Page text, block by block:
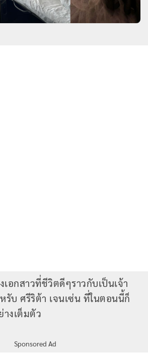
เอกสาวที่ชีวิตดีๆราวกับเป็นเจ้า
รับ ศรีริต้า เจนเซ่น ที่ในตอนนี้ก็
างเต็มตัว
Sponsored Ad